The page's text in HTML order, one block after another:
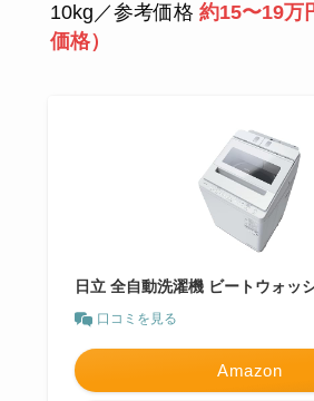
10kg／参考価格 約15〜19万
価格）
日立 全自動洗濯機 ビートウォッ
口コミを見る
Amazon